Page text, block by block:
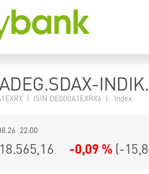
| ISIN DE000A1EXRX6 | Index
22:00
18.565,16 -0,09 % (-